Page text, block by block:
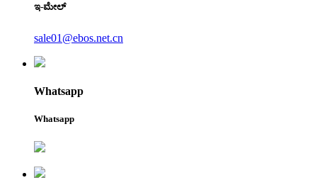
ಇ-ಮೇಲ್
sale01@ebos.net.cn
Whatsapp
Whatsapp